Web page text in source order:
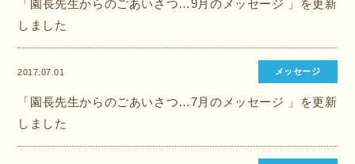
「園長先生からのごあいさつ…9月のメッセージ 」を更新
しました
2017.07.01 メッセージ
「園長先生からのごあいさつ…7月のメッセージ 」を更新
しました